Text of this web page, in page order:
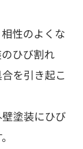
性のよくな
ひび割れ
を引き起こ
塗装にひび